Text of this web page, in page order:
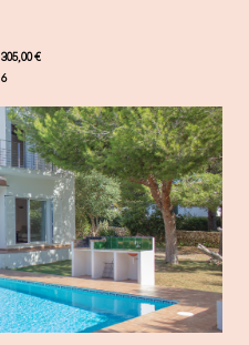
305,00 €
6